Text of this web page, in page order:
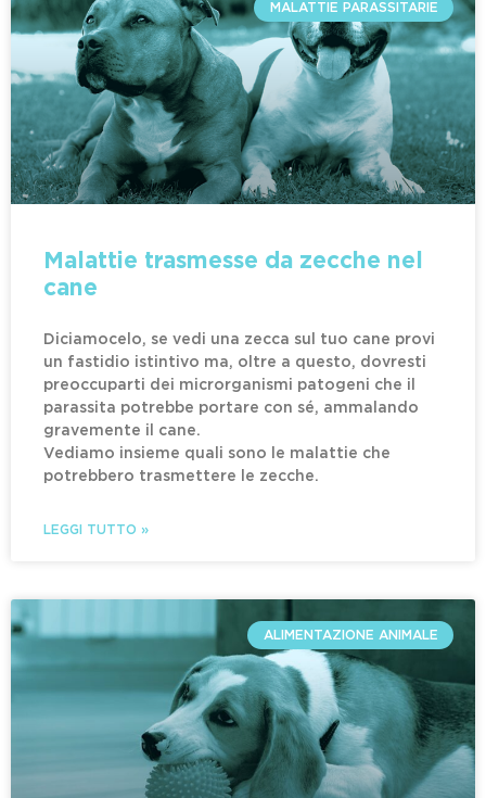
MALATTIE PARASSITARIE
Malattie trasmesse da zecche nel
cane
Diciamocelo, se vedi una zecca sul tuo cane provi
un fastidio istintivo ma, oltre a questo, dovresti
preoccuparti dei microrganismi patogeni che il
parassita potrebbe portare con sé, ammalando
gravemente il cane.
Vediamo insieme quali sono le malattie che
potrebbero trasmettere le zecche.
LEGGI TUTTO »
ALIMENTAZIONE ANIMALE